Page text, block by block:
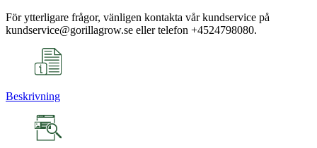
För ytterligare frågor, vänligen kontakta vår kundservice på
kundservice@gorillagrow.se eller telefon +4524798080.
Beskrivning